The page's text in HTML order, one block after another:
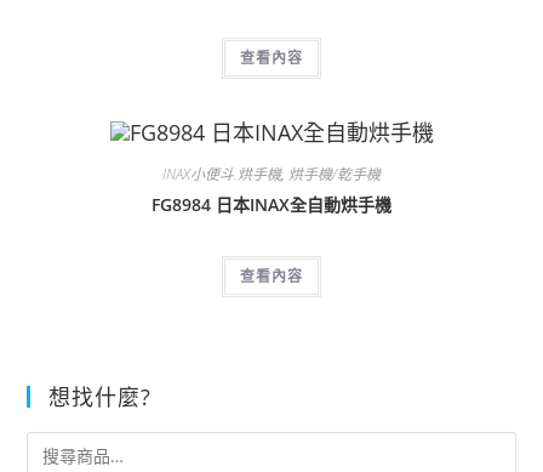
查看內容
INAX小便斗.烘手機, 烘手機/乾手機
FG8984 日本INAX全自動烘手機
查看內容
想找什麼?